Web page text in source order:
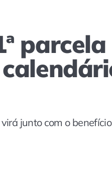
junto com o